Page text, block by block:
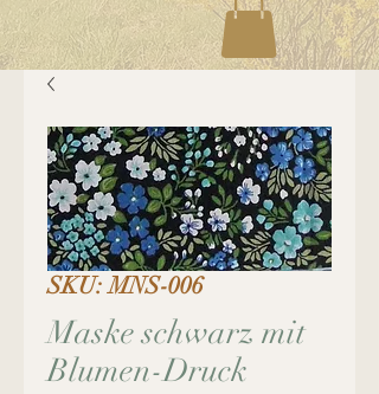
SKU: MNS-006
Maske schwarz mit
Blumen-Druck